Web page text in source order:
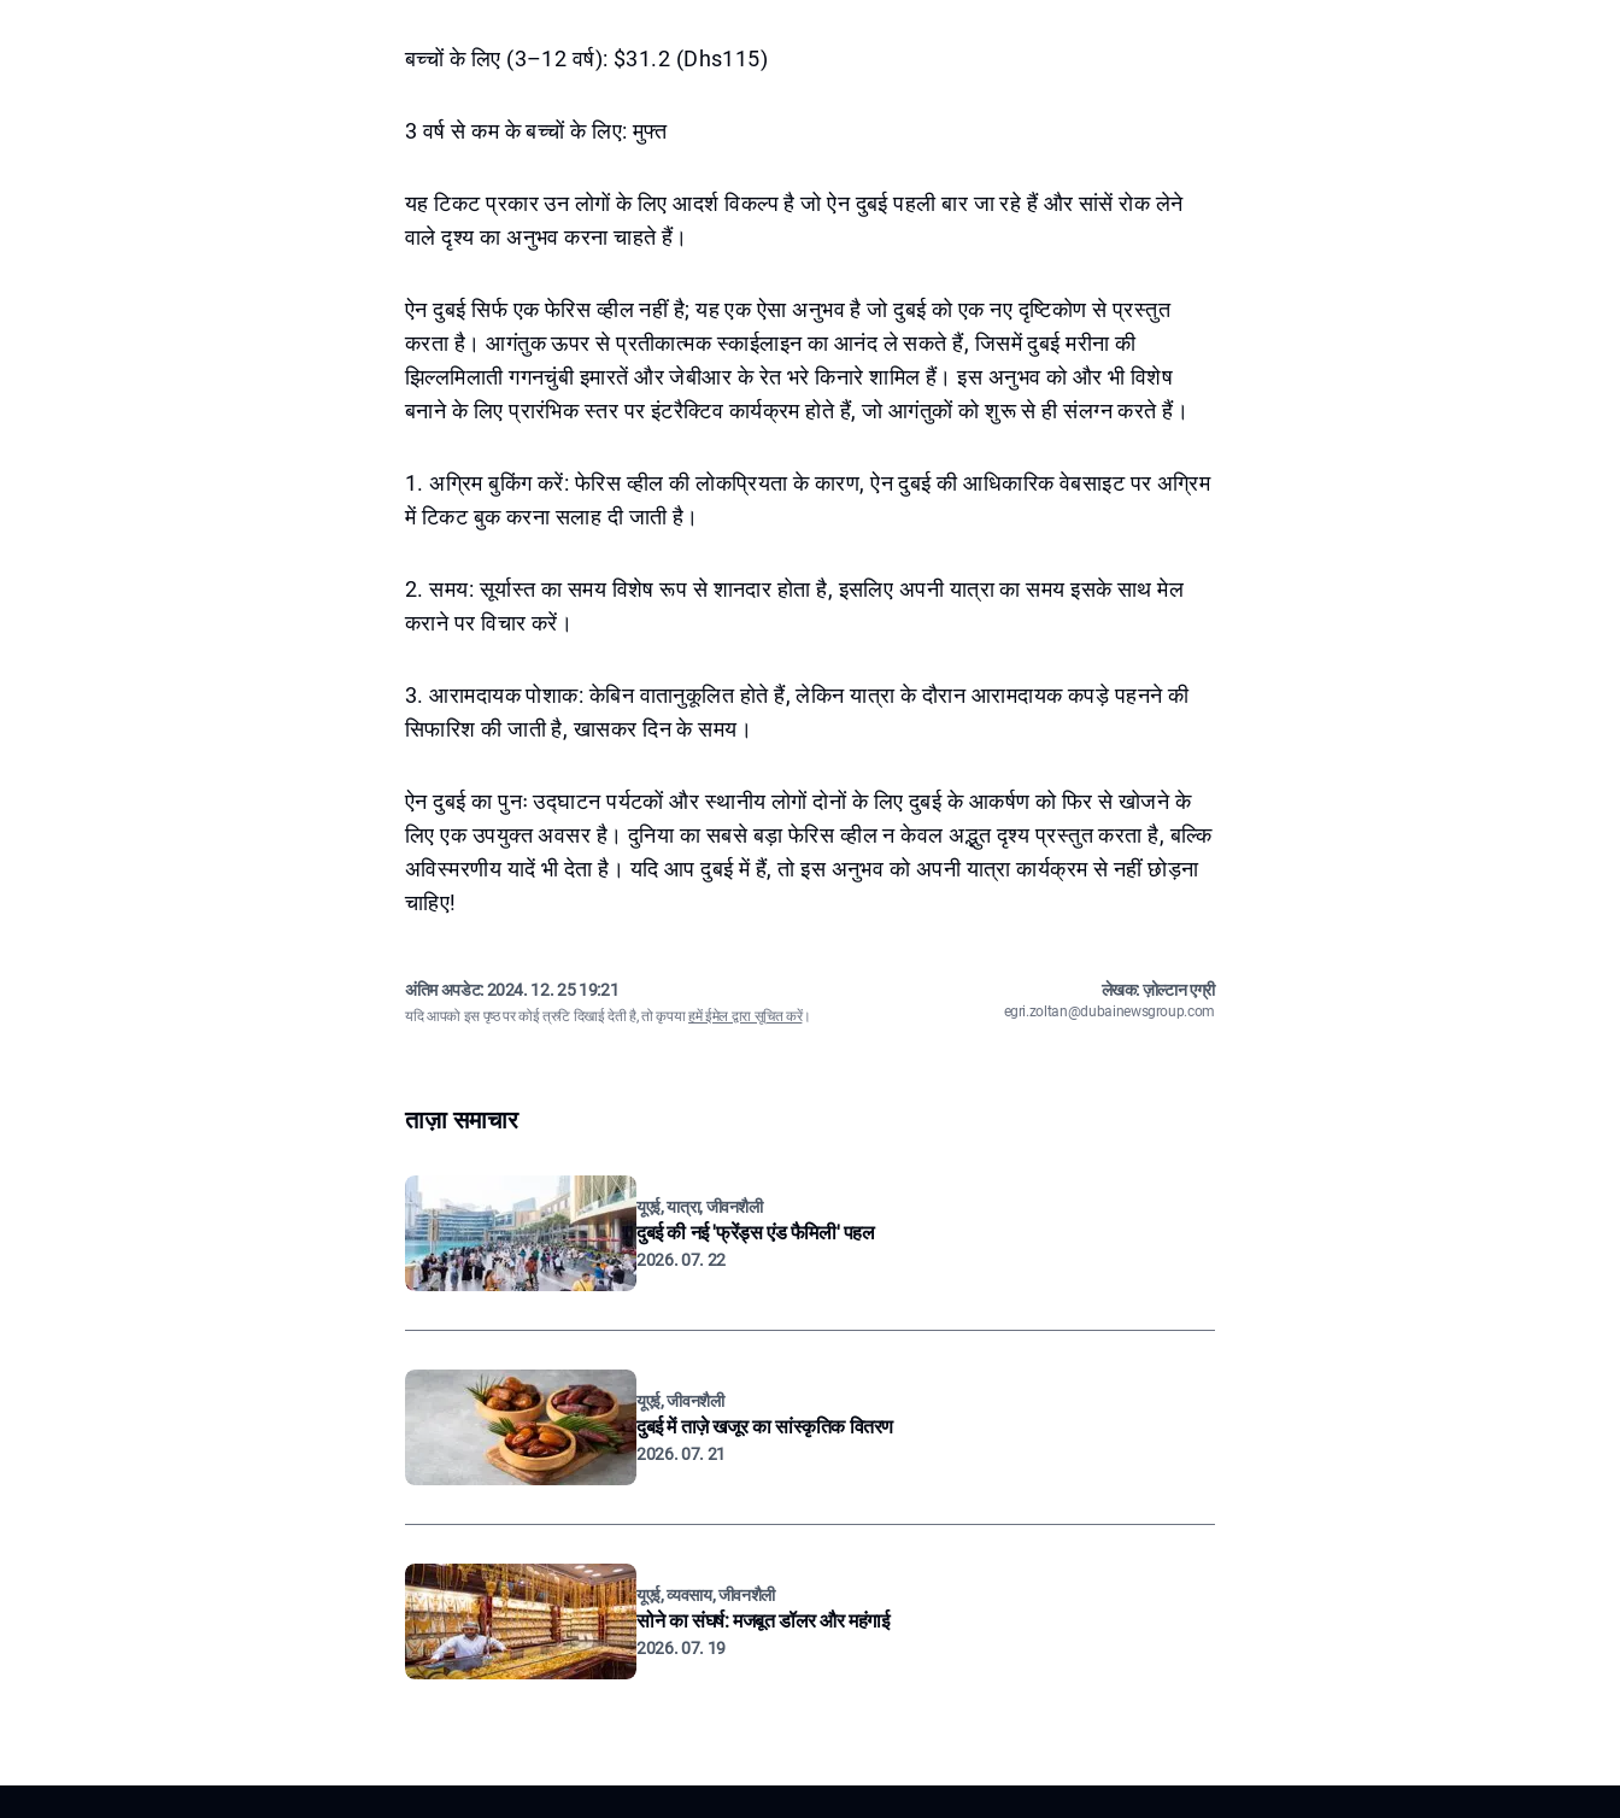
बच्चों के लिए (3–12 वर्ष): $31.2 (Dhs115)
3 वर्ष से कम के बच्चों के लिए: मुफ्त
यह टिकट प्रकार उन लोगों के लिए आदर्श विकल्प है जो ऐन दुबई पहली बार जा रहे हैं और सांसें रोक लेने
वाले दृश्य का अनुभव करना चाहते हैं।
ऐन दुबई सिर्फ एक फेरिस व्हील नहीं है; यह एक ऐसा अनुभव है जो दुबई को एक नए दृष्टिकोण से प्रस्तुत
करता है। आगंतुक ऊपर से प्रतीकात्मक स्काईलाइन का आनंद ले सकते हैं, जिसमें दुबई मरीना की
झिल्लमिलाती गगनचुंबी इमारतें और जेबीआर के रेत भरे किनारे शामिल हैं। इस अनुभव को और भी विशेष
बनाने के लिए प्रारंभिक स्तर पर इंटरैक्टिव कार्यक्रम होते हैं, जो आगंतुकों को शुरू से ही संलग्न करते हैं।
1. अग्रिम बुकिंग करें: फेरिस व्हील की लोकप्रियता के कारण, ऐन दुबई की आधिकारिक वेबसाइट पर अग्रिम
में टिकट बुक करना सलाह दी जाती है।
2. समय: सूर्यास्त का समय विशेष रूप से शानदार होता है, इसलिए अपनी यात्रा का समय इसके साथ मेल
कराने पर विचार करें।
3. आरामदायक पोशाक: केबिन वातानुकूलित होते हैं, लेकिन यात्रा के दौरान आरामदायक कपड़े पहनने की
सिफारिश की जाती है, खासकर दिन के समय।
ऐन दुबई का पुनः उद्घाटन पर्यटकों और स्थानीय लोगों दोनों के लिए दुबई के आकर्षण को फिर से खोजने के
लिए एक उपयुक्त अवसर है। दुनिया का सबसे बड़ा फेरिस व्हील न केवल अद्भुत दृश्य प्रस्तुत करता है, बल्कि
अविस्मरणीय यादें भी देता है। यदि आप दुबई में हैं, तो इस अनुभव को अपनी यात्रा कार्यक्रम से नहीं छोड़ना
चाहिए!
अंतिम अपडेट:2024. 12. 25 19:21
यदि आपको इस पृष्ठ पर कोई त्रुटि दिखाई देती है, तो कृपयाहमें ईमेल द्वारा सूचित करें।
लेखक: ज़ोल्टान एग्री
egri.zoltan@dubainewsgroup.com
ताज़ा समाचार
यूएई, यात्रा, जीवनशैली
दुबई की नई 'फ्रेंड्स एंड फैमिली' पहल
2026. 07. 22
यूएई, जीवनशैली
दुबई में ताज़े खजूर का सांस्कृतिक वितरण
2026. 07. 21
यूएई, व्यवसाय, जीवनशैली
सोने का संघर्ष: मजबूत डॉलर और महंगाई
2026. 07. 19